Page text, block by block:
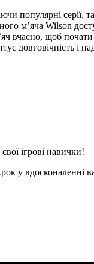
популярні серії,
м’яча Wilson
вчасно, щоб
довговічність і
ігрові навички!
у вдосконаленні